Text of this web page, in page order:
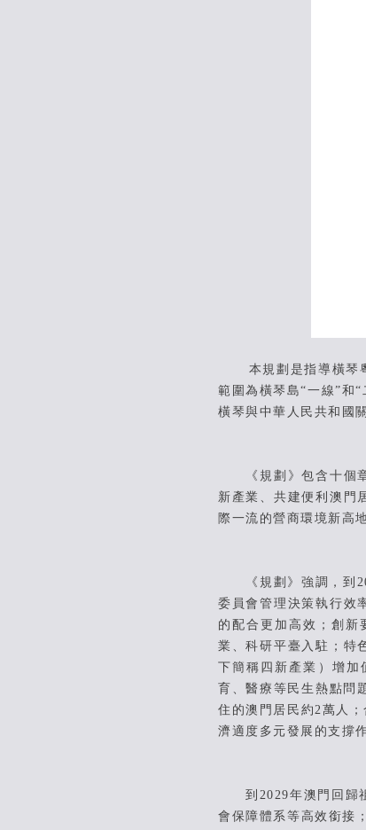
本規劃是指導橫琴粵
範圍為橫琴島“一線”和
橫琴與中華人民共和國
《規劃》包含十個章
新產業、共建便利澳門
際一流的營商環境新高
《規劃》強調，到
委員會管理決策執行效
的配合更加高效；創新
業、科研平臺入駐；特
下簡稱四新產業）增加
育、醫療等民生熱點問
住的澳門居民約2萬人
濟適度多元發展的支撐
到2029年澳門回歸祖
會保障體系等高效銜接